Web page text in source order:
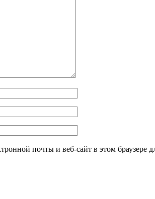
почты и веб-сайт в этом браузере